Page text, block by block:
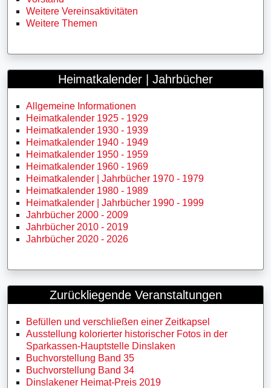
Weitere Vereinsaktivitäten
Weitere Themen
Heimatkalender | Jahrbücher
Allgemeine Informationen
Heimatkalender 1925 - 1929
Heimatkalender 1930 - 1939
Heimatkalender 1940 - 1949
Heimatkalender 1950 - 1959
Heimatkalender 1960 - 1969
Heimatkalender | Jahrbücher 1970 - 1979
Heimatkalender 1980 - 1989
Heimatkalender | Jahrbücher 1990 - 1999
Jahrbücher 2000 - 2009
Jahrbücher 2010 - 2019
Jahrbücher 2020 - 2026
Zurückliegende Veranstaltungen
Befüllen und verschließen einer Zeitkapsel
Ausstellung kolorierter historischer Fotos in der
Sparkassen-Hauptstelle Dinslaken
Buchvorstellung Band 35
Buchvorstellung Band 34
Dinslakener Heimat-Preis 2019